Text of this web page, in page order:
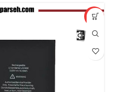
-14%